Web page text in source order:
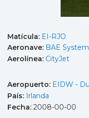
Matícula: EI-RJO
Aeronave: BAE
Aerolínea: CityJet
Aeropuerto: EIDW -
País: Irlanda
Fecha: 2008-00-00